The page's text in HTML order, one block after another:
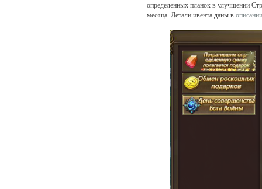
определенных планок в улучшении
месяца. Детали ивента даны в